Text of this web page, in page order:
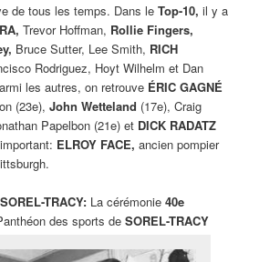
de tous les temps. Dans le Top-10, il y a
Trevor Hoffman, Rollie Fingers,
Bruce Sutter, Lee Smith, RICH
Rodriguez, Hoyt Wilhelm et Dan
les autres, on retrouve ÉRIC GAGNÉ
(23e), John Wetteland (17e), Craig
Papelbon (21e) et DICK RADATZ
ELROY FACE, ancien pompier
TRACY: La cérémonie 40e
des sports de SOREL-TRACY